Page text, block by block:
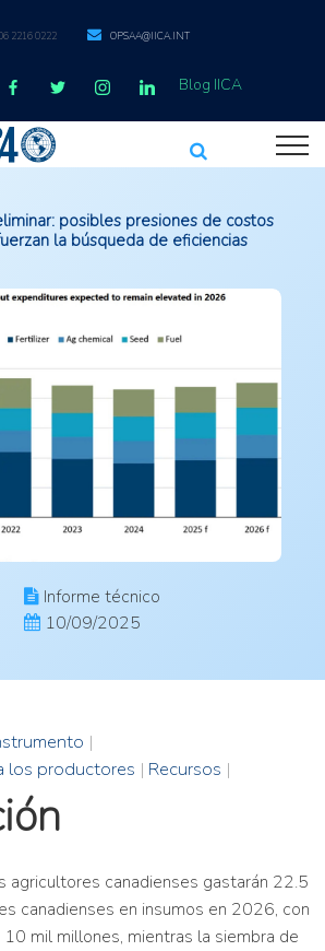
2216 0222 OPSAA@IICA.INT
Blog IICA
posibles presiones de costos
la búsqueda de eficiencias
Informe técnico
10/09/2025
|
los productores | Recursos |
agricultores canadienses gastarán 22.5
canadienses en insumos en 2026, con
mil millones, mientras la siembra de